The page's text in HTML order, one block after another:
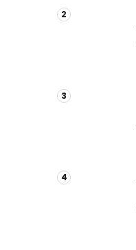
n
a
n